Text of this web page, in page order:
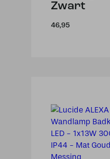
Zwart
46,95